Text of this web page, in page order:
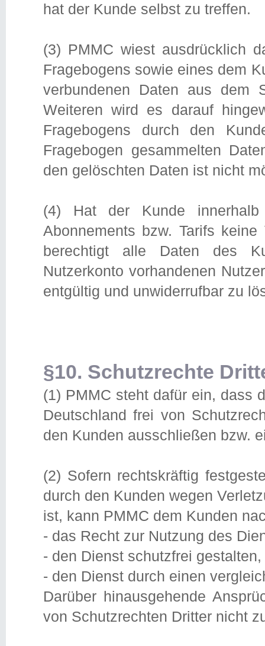
hat der Kunde selbst zu treffen.
(3) PMMC wiest ausdrücklich
Fragebogens sowie eines dem
verbundenen Daten aus dem
Weiteren wird es darauf
Fragebogens durch den
Fragebogen gesammelten
den gelöschten Daten ist nicht
(4) Hat der Kunde
Abonnements bzw. Tarifs
berechtigt alle Daten des
Nutzerkonto vorhandenen
entgültig und unwiderrufbar zu
§10. Schutzrechte
(1) PMMC steht dafür ein, dass
Deutschland frei von
den Kunden ausschließen bzw.
(2) Sofern rechtskräftig
durch den Kunden wegen
ist, kann PMMC dem Kunden
- das Recht zur Nutzung des
- den Dienst schutzfrei gestalten,
- den Dienst durch einen
Darüber hinausgehende
von Schutzrechten Dritter nicht